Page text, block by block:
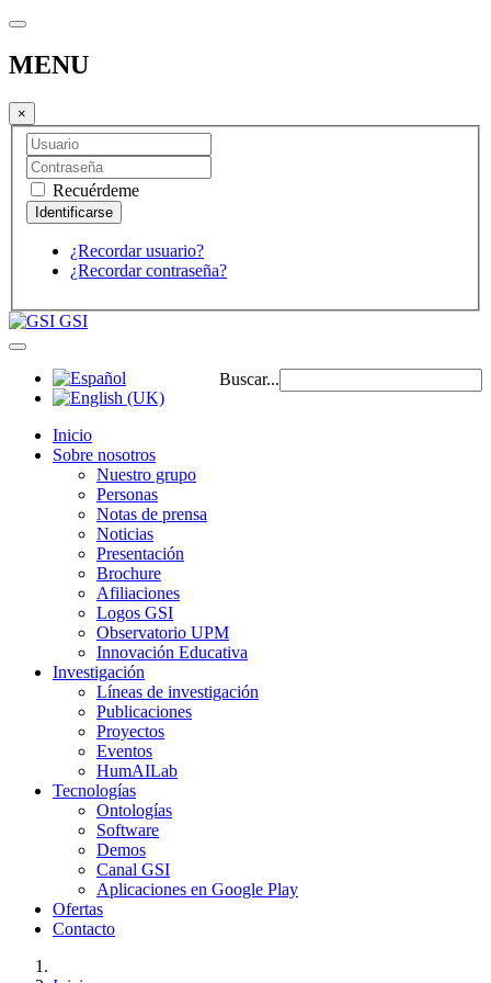
MENU
×
Recuérdeme
¿Recordar usuario?
¿Recordar contraseña?
GSI
Buscar...
Inicio
Sobre nosotros
Nuestro grupo
Personas
Notas de prensa
Noticias
Presentación
Brochure
Afiliaciones
Logos GSI
Observatorio UPM
Innovación Educativa
Investigación
Líneas de investigación
Publicaciones
Proyectos
Eventos
HumAILab
Tecnologías
Ontologías
Software
Demos
Canal GSI
Aplicaciones en Google Play
Ofertas
Contacto